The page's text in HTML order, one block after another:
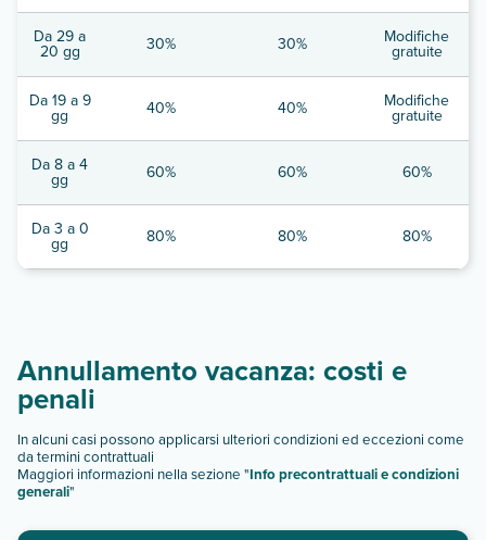
Da 29 a
20 gg 30% 30% Modifiche
gratuite
Da 19 a 9
gg 40% 40% Modifiche
gratuite
Da 8 a 4
gg 60% 60% 60%
Da 3 a 0
gg 80% 80% 80%
Annullamento vacanza: costi e
penali
In alcuni casi possono applicarsi ulteriori condizioni ed eccezioni come
da termini contrattuali
Maggiori informazioni nella sezione "Info precontrattuali e condizioni
generali"